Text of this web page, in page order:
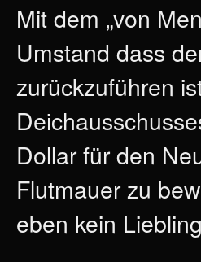
Mit dem „von
Umstand dass
zurückzuführen
Dollar für den
Flutmauer zu
eben kein